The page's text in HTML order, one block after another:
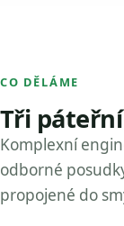
CO DĚLÁME
Tři
Komplexní
odborné
propojené do